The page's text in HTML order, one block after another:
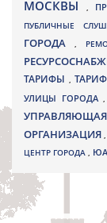
МОСКВЫ
,
ПУБЛИЧНЫЕ
ГОРОДА
,
ТАРИФЫ ,
УЛИЦЫ ГОРОДА ,
ОРГАНИЗАЦИЯ
ЦЕНТР ГОРОДА ,